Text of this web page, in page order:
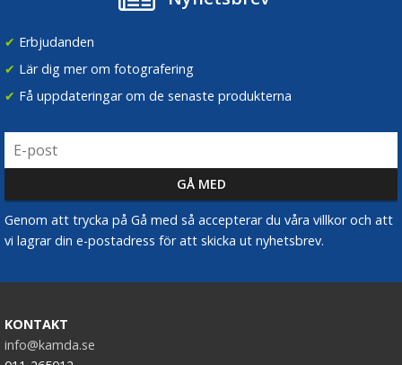
✔ Erbjudanden
✔ Lär dig mer om fotografering
✔ Få uppdateringar om de senaste produkterna
Genom att trycka på Gå med så accepterar du våra villkor och att
vi lagrar din e-postadress för att skicka ut nyhetsbrev.
KONTAKT
info@kamda.se